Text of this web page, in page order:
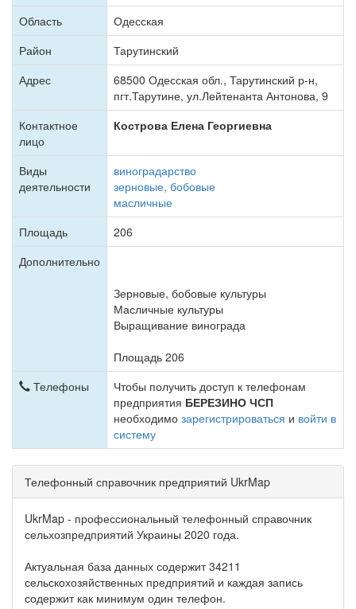
Область
Одесская
Район
Тарутинский
Адрес
68500 Одесская обл., Тарутинский р-н,
пгт.Тарутине, ул.Лейтенанта Антонова, 9
Контактное
лицо
Кострова Елена Георгиевна
Виды
деятельности
виноградарство
зерновые, бобовые
масличные
Площадь
206
Дополнительно
Зерновые, бобовые культуры
Масличные культуры
Выращивание винограда
Площадь 206
Телефоны
Чтобы получить доступ к телефонам
предприятия БЕРЕЗИНО ЧСП
необходимо зарегистрироваться и войти в
систему
Телефонный справочник предприятий UkrMap
UkrMap - профессиональный телефонный справочник
сельхозпредприятий Украины 2020 года.
Актуальная база данных содержит 34211
сельскохозяйственных предприятий и каждая запись
содержит как минимум один телефон.